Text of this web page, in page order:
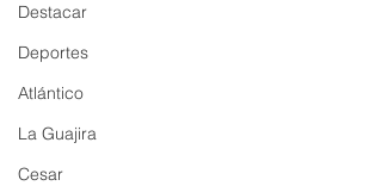
Destacar
Deportes
Atlántico
La Guajira
Cesar